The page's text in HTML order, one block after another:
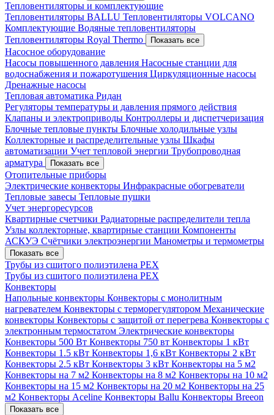
Тепловентиляторы и комплектующие
Тепловентиляторы BALLU Тепловентиляторы VOLCANO
Комплектующие Водяные тепловентиляторы
Тепловентиляторы Royal Thermo
Показать все
Насосное оборудование
Насосы повышенного давления Насосные станции для
водоснабжения и пожаротушения Циркуляционные насосы
Дренажные насосы
Тепловая автоматика Ридан
Регуляторы температуры и давления прямого действия
Клапаны и электроприводы Контроллеры и диспетчеризация
Блочные тепловые пункты Блочные холодильные узлы
Коллекторные и распределительные узлы Шкафы
автоматизации Учет тепловой энергии Трубопроводная
арматура
Показать все
Отопительные приборы
Электрические конвекторы Инфракрасные обогреватели
Тепловые завесы Тепловые пушки
Учет энергоресурсов
Квартирные счетчики Радиаторные распределители тепла
Узлы коллекторные, квартирные станции Компоненты
АСКУЭ Счётчики электроэнергии Манометры и термометры
Показать все
Трубы из сшитого полиэтилена PEX
Трубы из сшитого полиэтилена PEX
Конвекторы
Напольные конвекторы Конвекторы с монолитным
нагревателем Конвекторы с терморегулятором Механические
конвекторы Конвекторы с защитой от перегрева Конвекторы с
электронным термостатом Электрические конвекторы
Конвекторы 500 Вт Конвекторы 750 вт Конвекторы 1 кВт
Конвекторы 1.5 кВт Конвекторы 1,6 кВт Конвекторы 2 кВт
Конвекторы 2.5 кВт Конвекторы 3 кВт Конвекторы на 5 м2
Конвекторы на 7 м2 Конвекторы на 8 м2 Конвекторы на 10 м2
Конвекторы на 15 м2 Конвекторы на 20 м2 Конвекторы на 25
м2 Конвекторы Aceline Конвекторы Ballu Конвекторы Breeon
Показать все